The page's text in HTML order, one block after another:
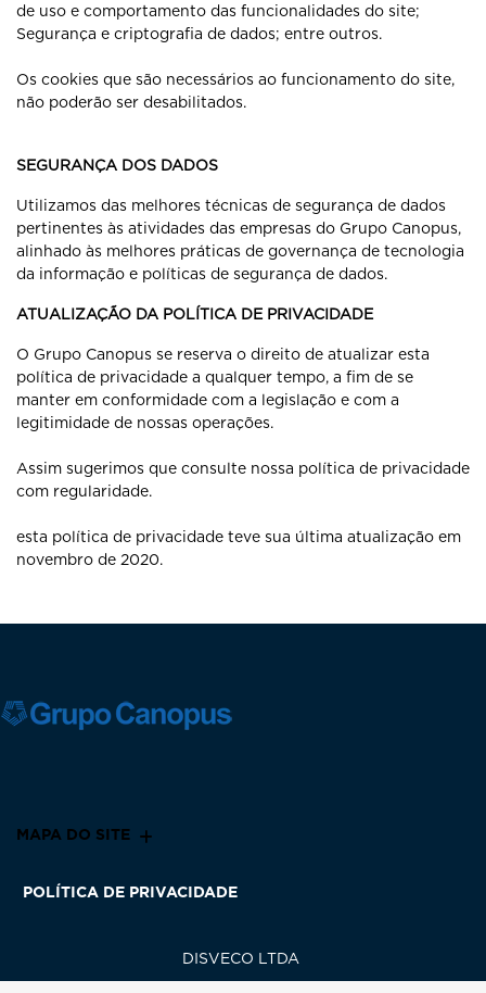
de uso e comportamento das funcionalidades do site;
Segurança e criptografia de dados; entre outros.
Os cookies que são necessários ao funcionamento do site,
não poderão ser desabilitados.
SEGURANÇA DOS DADOS
Utilizamos das melhores técnicas de segurança de dados
pertinentes às atividades das empresas do Grupo Canopus,
alinhado às melhores práticas de governança de tecnologia
da informação e políticas de segurança de dados.
ATUALIZAÇÃO DA POLÍTICA DE PRIVACIDADE
O Grupo Canopus se reserva o direito de atualizar esta
política de privacidade a qualquer tempo, a fim de se
manter em conformidade com a legislação e com a
legitimidade de nossas operações.
Assim sugerimos que consulte nossa política de privacidade
com regularidade.
esta política de privacidade teve sua última atualização em
novembro de 2020.
MAPA DO SITE
POLÍTICA DE PRIVACIDADE
DISVECO LTDA